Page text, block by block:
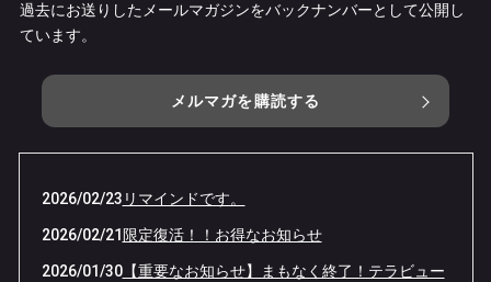
過去にお送りしたメールマガジンをバックナンバーとして公開し
ています。
メルマガを購読する
2026/02/23 リマインドです。
2026/02/21 限定復活！！お得なお知らせ
2026/01/30【重要なお知らせ】まもなく終了！テラビュー